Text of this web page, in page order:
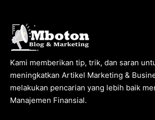
Kami memberikan tip, trik, dan saran
meningkatkan Artikel Marketing &
melakukan pencarian yang lebih baik
Manajemen Finansial.